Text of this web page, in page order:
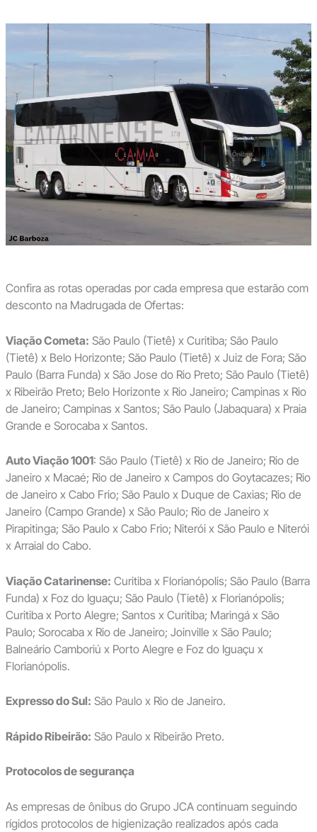
Confira as rotas operadas por cada empresa que estarão com
desconto na Madrugada de Ofertas:
Viação Cometa: São Paulo (Tietê) x Curitiba; São Paulo
(Tietê) x Belo Horizonte; São Paulo (Tietê) x Juiz de Fora; São
Paulo (Barra Funda) x São Jose do Rio Preto; São Paulo (Tietê)
x Ribeirão Preto; Belo Horizonte x Rio Janeiro; Campinas x Rio
de Janeiro; Campinas x Santos; São Paulo (Jabaquara) x Praia
Grande e Sorocaba x Santos.
Auto Viação 1001: São Paulo (Tietê) x Rio de Janeiro; Rio de
Janeiro x Macaé; Rio de Janeiro x Campos do Goytacazes; Rio
de Janeiro x Cabo Frio; São Paulo x Duque de Caxias; Rio de
Janeiro (Campo Grande) x São Paulo; Rio de Janeiro x
Pirapitinga; São Paulo x Cabo Frio; Niterói x São Paulo e Niterói
x Arraial do Cabo.
Viação Catarinense: Curitiba x Florianópolis; São Paulo (Barra
Funda) x Foz do Iguaçu; São Paulo (Tietê) x Florianópolis;
Curitiba x Porto Alegre; Santos x Curitiba; Maringá x São
Paulo; Sorocaba x Rio de Janeiro; Joinville x São Paulo;
Balneário Camboriú x Porto Alegre e Foz do Iguaçu x
Florianópolis.
Expresso do Sul: São Paulo x Rio de Janeiro.
Rápido Ribeirão: São Paulo x Ribeirão Preto.
Protocolos de segurança
As empresas de ônibus do Grupo JCA continuam seguindo
rígidos protocolos de higienização realizados após cada